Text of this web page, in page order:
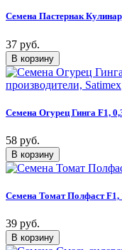
Семена Пастернак
37 руб.
Семена Огурец Гинга F1,
58 руб.
Семена Томат Полфаст
39 руб.